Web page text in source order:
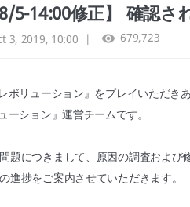
8/5-14:00修正】 確認
3, 2019, 10:00 | 679,723
ボリューション』をプレイいただき
ーション』運営チームです。
題につきまして、原因の調査および
進捗をご案内させていただきます。